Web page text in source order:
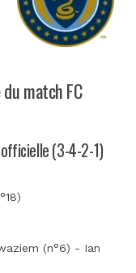
match FC
(3-4-2-1)
(n°6) - Ian